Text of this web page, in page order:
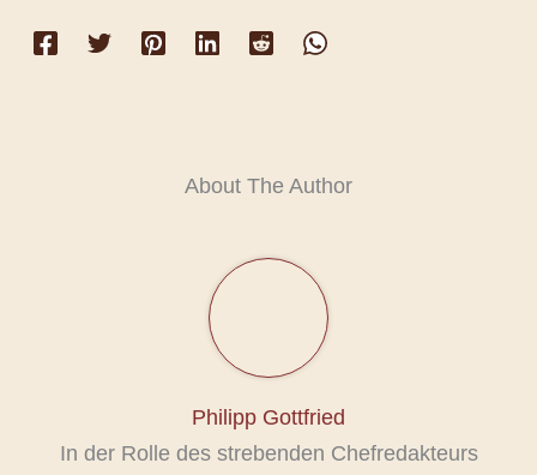
About The Author
Philipp Gottfried
In der Rolle des strebenden Chefredakteurs